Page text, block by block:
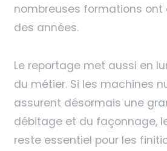
nombreuses formations ont
des années.
Le reportage met aussi en
du métier. Si les machines
assurent désormais une
débitage et du façonnage,
reste essentiel pour les